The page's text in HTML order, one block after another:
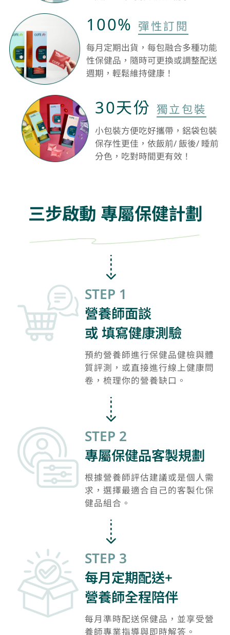
100% 彈性訂閱
每月定期出貨，每包融合多種功能
性保健品，隨時可更換或調整配送
週期，輕鬆維持健康！
30天份 獨立包裝
小包裝方便吃好攜帶，鋁袋包裝
保存性更佳，依飯前/ 飯後/ 睡前
分色，吃對時間更有效！
三步啟動 專屬保健計劃
STEP 1
營養師面談
或 填寫健康測驗
預約營養師進行保健品健檢與體
質評測，或直接進行線上健康問
卷，梳理你的營養缺口。
STEP 2
專屬保健品客製規劃
根據營養師評估建議或是個人需
求，選擇最適合自己的客製化保
健品組合。
STEP 3
每月定期配送+
營養師全程陪伴
每月準時配送保健品，並享受營
養師專業指導與即時解答。